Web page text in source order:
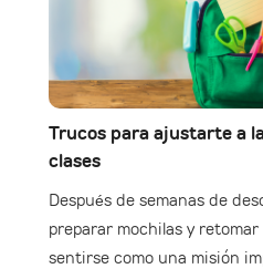
Trucos para ajustarte a
clases
Después de semanas de
preparar mochilas y
sentirse como una misión